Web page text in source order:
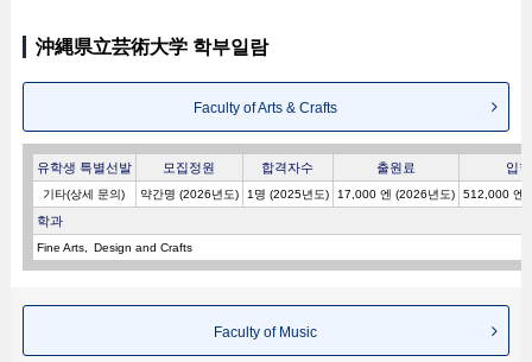
沖縄県立芸術大学 학부일람
Faculty of Arts & Crafts
유학생 특별선발 모집정원 합격자수 출원료 입
기타(상세 문의) 약간명 (2026년도) 1명 (2025년도) 17,000 엔 (2026년도) 512,000 엔
학과
Fine Arts Design and Crafts
Faculty of Music